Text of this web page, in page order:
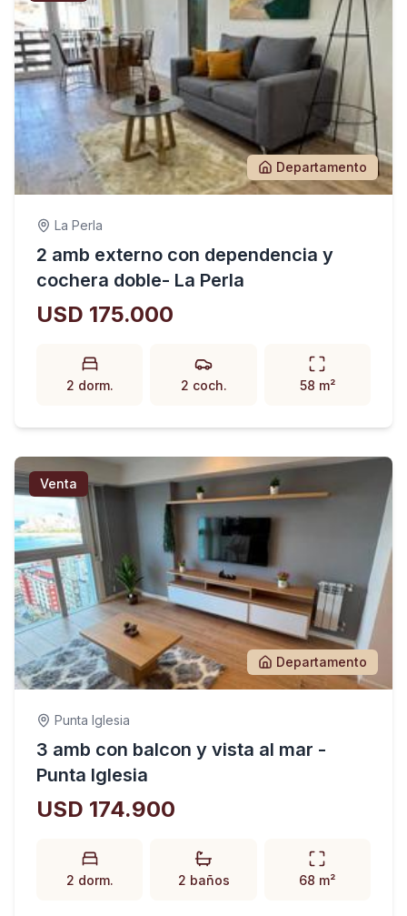
Departamento
La Perla
2 amb externo con dependencia y
cochera doble- La Perla
USD 175.000
2 dorm. 2 coch. 58 m²
Venta
Departamento
Punta Iglesia
3 amb con balcon y vista al mar -
Punta Iglesia
USD 174.900
2 dorm. 2 baños 68 m²